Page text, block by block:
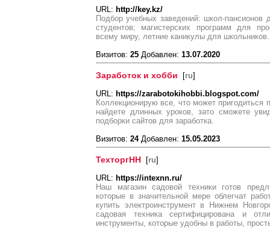
URL: http://key.kz/
Подбор учебных заведений: школ-пансионов
студентов; магистерских программ для
всему миру, летние каникулы для школьников.
Визитов: 25 Добавлен: 13.07.2020
Заработок и хобби [ru]
URL: https://zarabotokihobbi.blogspot.com/
Коллекционирую все, что может пригодиться
найдете длинных уроков, зато сможете
подборки сайтов для заработка.
Визитов: 24Добавлен: 15.05.2023
ТехторгНН [ru]
URL: https://intexnn.ru/
Наш магазин садовой техники готов
которые в значительной мере облегчат
купить электроинструмент в Нижнем
садовая техника сертифицирована и
инструменты, которые удобны в работы,